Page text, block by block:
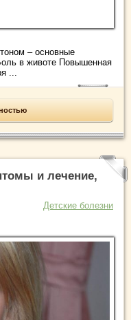
– основные
в животе Повышенная
...
и лечение,
Детские болезни